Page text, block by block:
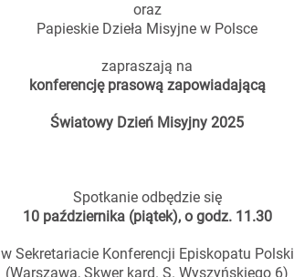
oraz
Papieskie Dzieła Misyjne w Polsce
zapraszają na
konferencję prasową zapowiadającą
Światowy Dzień Misyjny 2025
Spotkanie odbędzie się
10 października (piątek), o godz. 11.30
w Sekretariacie Konferencji Episkopatu Polski
(Warszawa, Skwer kard. S. Wyszyńskiego 6)